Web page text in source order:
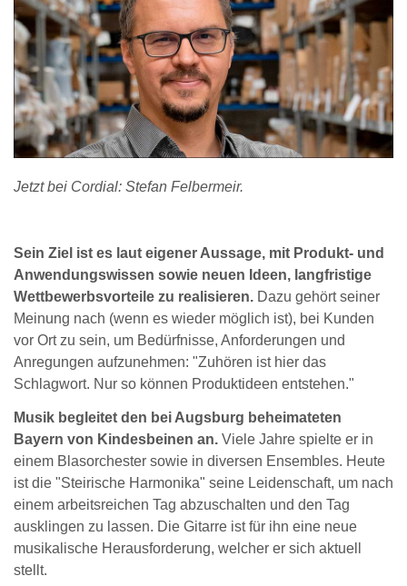
Jetzt bei Cordial: Stefan Felbermeir.
Sein Ziel ist es laut eigener Aussage, mit Produkt- und
Anwendungswissen sowie neuen Ideen, langfristige
Wettbewerbsvorteile zu realisieren. Dazu gehört seiner
Meinung nach (wenn es wieder möglich ist), bei Kunden
vor Ort zu sein, um Bedürfnisse, Anforderungen und
Anregungen aufzunehmen: "Zuhören ist hier das
Schlagwort. Nur so können Produktideen entstehen."
Musik begleitet den bei Augsburg beheimateten
Bayern von Kindesbeinen an. Viele Jahre spielte er in
einem Blasorchester sowie in diversen Ensembles. Heute
ist die "Steirische Harmonika" seine Leidenschaft, um nach
einem arbeitsreichen Tag abzuschalten und den Tag
ausklingen zu lassen. Die Gitarre ist für ihn eine neue
musikalische Herausforderung, welcher er sich aktuell
stellt.